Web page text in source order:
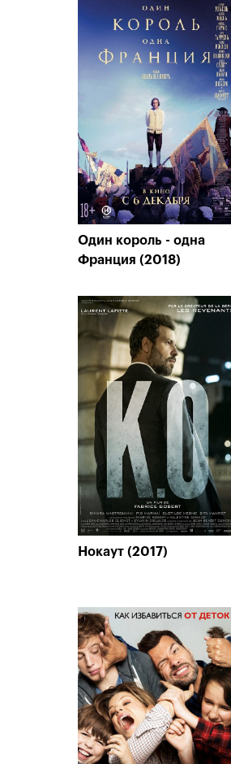
Один король - одна
Франция (2018)
Нокаут (2017)